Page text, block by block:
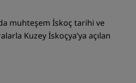
muhteşem İskoç tarihi ve
Kuzey İskoçya’ya açılan